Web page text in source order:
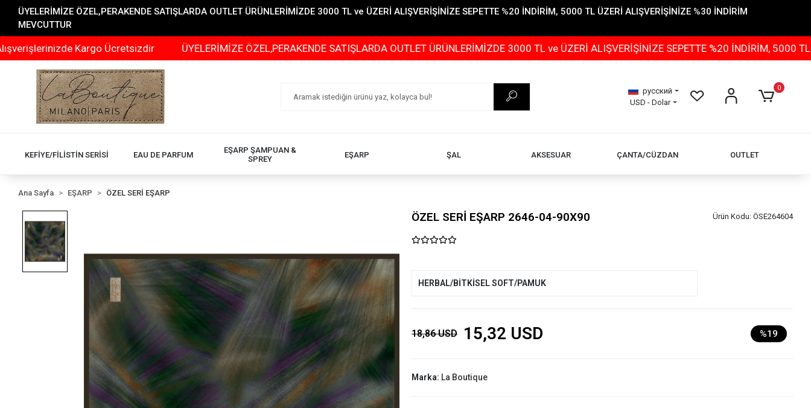
ÜYELERİMİZE ÖZEL,PERAKENDE SATIŞLARDA OUTLET ÜRÜNLERİMİZDE 3000 TL ve ÜZERİ ALIŞVERİŞİNİZE SEPETTE %20 İNDİRİM, 5000 TL ÜZERİ ALIŞVERİŞİNİZE %30 İNDİRİM
MEVCUTTUR
Kargo Ücretsizdir ÜYELERİMİZE ÖZEL,PERAKENDE SATIŞLARDA OUTLET ÜRÜNLERİMİZDE 3000 TL ve ÜZERİ ALIŞVERİŞİNİZE SEPETTE %20 İNDİRİM, 5000 TL
русский
USD - Dolar
0
KEFİYE/FİLİSTİN SERİSİ EAU DE PARFUM
EŞARP ŞAMPUAN &
SPREY
EŞARP ŞAL AKSESUAR ÇANTA/CÜZDAN OUTLET
Ana Sayfa EŞARP ÖZEL SERİ EŞARP
ÖZEL SERİ EŞARP 2646-04-90X90 Ürün Kodu: ÖSE264604
HERBAL/BİTKİSEL SOFT/PAMUK
18,86 USD 15,32 USD %19
Marka: La Boutique